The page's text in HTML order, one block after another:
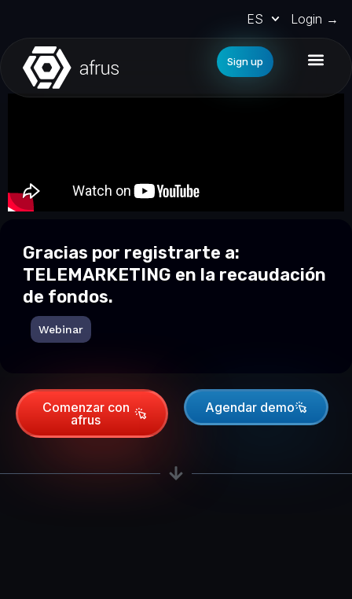
ES Login →
Sign up
Gracias por registrarte a:
TELEMARKETING en la recaudación
de fondos.
Webinar
Comenzar con
afrus
Agendar demo